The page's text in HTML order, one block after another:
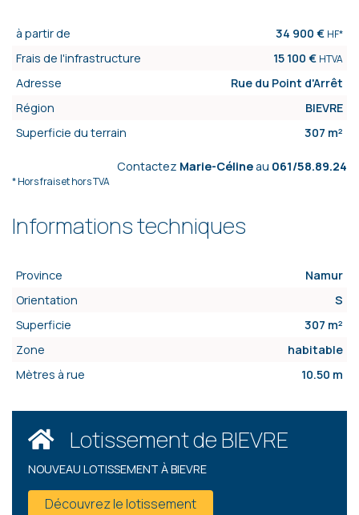
à partir de 34 900 € HF*
Frais de l'infrastructure 15 100 € HTVA
Adresse
Rue du Point d'Arrêt
Région
BIEVRE
Superficie du terrain
307 m²
Contactez Marie-Céline au 061/58.89.24
* Hors frais et hors TVA
Informations techniques
Province
Namur
Orientation
S
Superficie
307 m²
Zone
habitable
Mètres à rue
10.50 m
Lotissement de BIEVRE
NOUVEAU LOTISSEMENT À BIEVRE
Découvrez le lotissement